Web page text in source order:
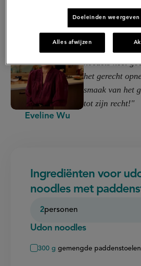
Eveline Wu
"Ik kook het
noodles, door
noedels heel
het gerecht
smaak van het
tot zijn recht!"
Ingrediënten voor
noodles met
2personen
Udon noodles
300g gemengde paddenstoelen
Doeleinden weergeven
Alles afwijzen